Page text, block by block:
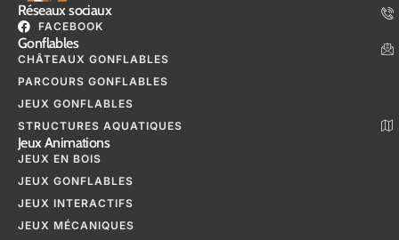
Réseaux sociaux
FACEBOOK
Gonflables
CHÂTEAUX GONFLABLES
PARCOURS GONFLABLES
JEUX GONFLABLES
STRUCTURES AQUATIQUES
Jeux Animations
JEUX EN BOIS
JEUX GONFLABLES
JEUX INTERACTIFS
JEUX MÉCANIQUES